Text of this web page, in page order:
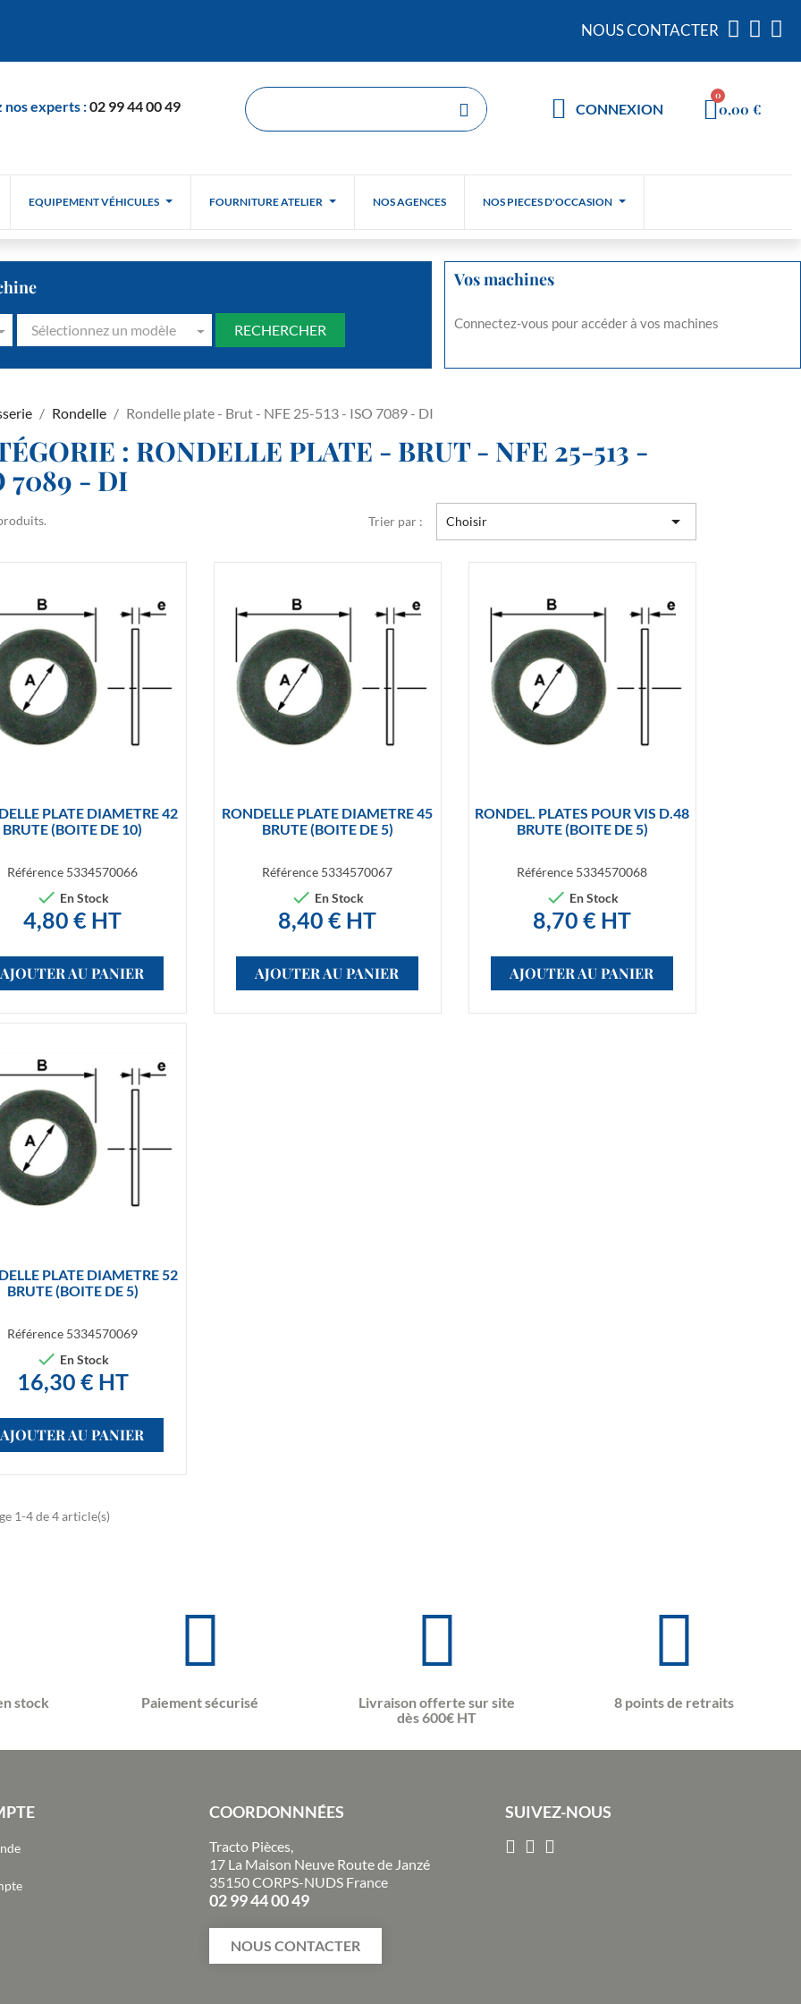
NOUS CONTACTER
nos experts :02 99 44 00 49 CONNEXION 0,00 €
EQUIPEMENT VÉHICULES FOURNITURE ATELIER NOS AGENCES NOS PIECES D'OCCASION
Sélectionnez un modèle
Vos machines
Connectez-vous pour accéder à vos machines
Rondelle Rondelle plate - Brut - NFE 25-513 - ISO 7089 - DI
: RONDELLE PLATE - BRUT - NFE 25-513 -
7089 - DI
Trier par : Choisir 
Aperçu rapide
PLATE DIAMETRE 42
BRUTE (BOITE DE 10)
Référence 5334570066
 En Stock
4,80 € HT
AJOUTER AU PANIER
Aperçu rapide
RONDELLE PLATE DIAMETRE 45
BRUTE (BOITE DE 5)
Référence 5334570067
 En Stock
8,40 € HT
AJOUTER AU PANIER
Aperçu rapide
RONDEL. PLATES POUR VIS D.48
BRUTE (BOITE DE 5)
Référence 5334570068
 En Stock
8,70 € HT
AJOUTER AU PANIER
Aperçu rapide
PLATE DIAMETRE 52
BRUTE (BOITE DE 5)
Référence 5334570069
 En Stock
16,30 € HT
AJOUTER AU PANIER
1-4 de 4 article(s)
stock Paiement sécurisé
Livraison offerte sur site
dès 600€ HT
8 points de retraits
COORDONNNÉES
Tracto Pièces,
17 La Maison Neuve Route de Janzé
35150 CORPS-NUDS France
02 99 44 00 49
NOUS CONTACTER
SUIVEZ-NOUS